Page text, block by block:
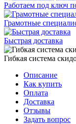
Работаем под ключ
Грамотные
Быстрая доставка
Гибкая система
Описание
Как купить
Оплата
Доставка
Отзывы
Задать вопрос